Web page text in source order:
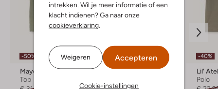
intrekken. Wil je meer informatie of een
klacht indienen? Ga naar onze
cookieverklaring
Weigeren Accepteren
Cookie-instellingen
-50%
Mayoral
Top
-40%
Daily7
-40%
Lil'
Polo